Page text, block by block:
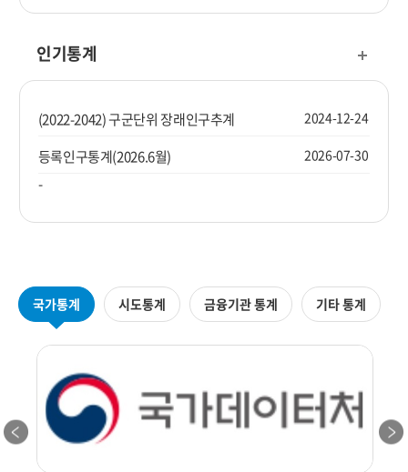
인기통계
(2022-2042) 구군단위 장래인구추계 2024-12-24
등록인구통계(2026.6월) 2026-07-30
-
국가통계 시도통계 금융기관 통계 기타 통계